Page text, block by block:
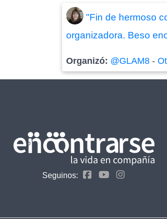
"Fin de hermoso
organizadora. Beso
Organizó: @GLAM8 -
Seguinos: